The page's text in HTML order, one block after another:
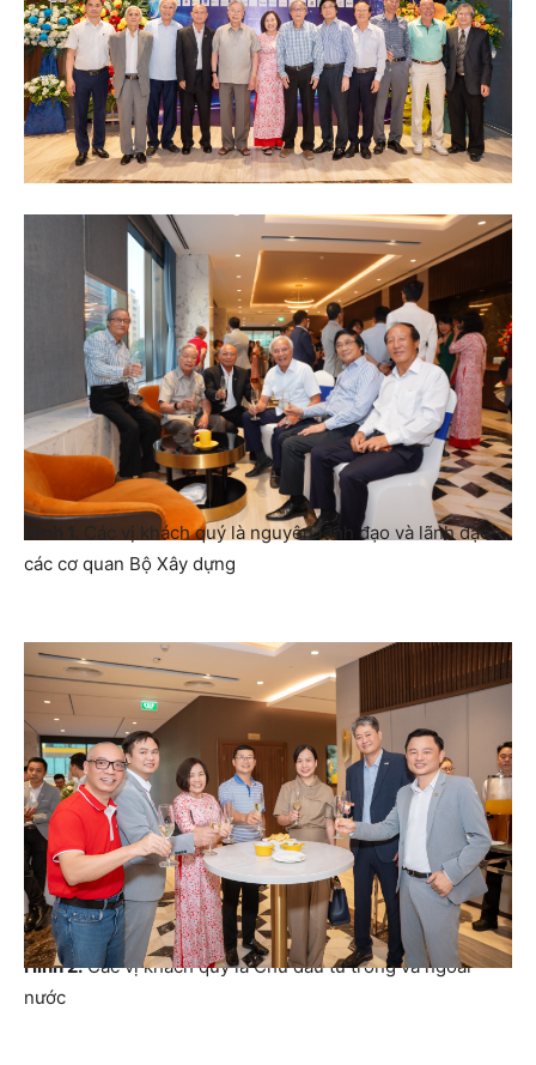
Các vị khách quý là nguyên lãnh đạo và lãnh đạo
các cơ quan Bộ Xây dựng
Hình 2.Các vị khách quý là Chủ đầu tư trong và ngoài
nước